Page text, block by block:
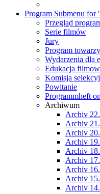
Program Submenu for
Przegląd
Serie filmów
Jury
Program
Wydarzenia dla
Edukacja
Komisja
Powitanie
Programmheft
Archiwum
Archiv
Archiv
Archiv
Archiv
Archiv
Archiv
Archiv
Archiv
Archiv